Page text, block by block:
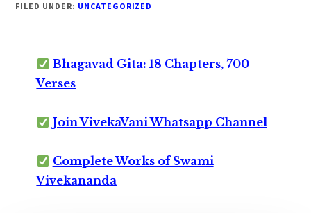
FILED UNDER: UNCATEGORIZED
Bhagavad Gita: 18 Chapters, 700
Verses
Join VivekaVani Whatsapp Channel
Complete Works of Swami
Vivekananda